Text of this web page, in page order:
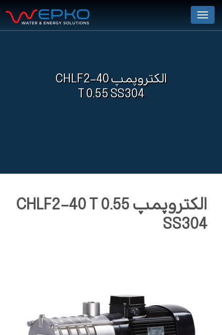
Menu
الکتروپمپ CHLF2-40
T 0.55 SS304
الکتروپمپ CHLF2-40 T 0.55
SS304